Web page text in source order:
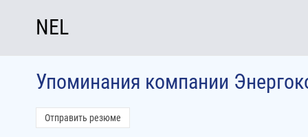
NEL
Упоминания компании
Отправить резюме